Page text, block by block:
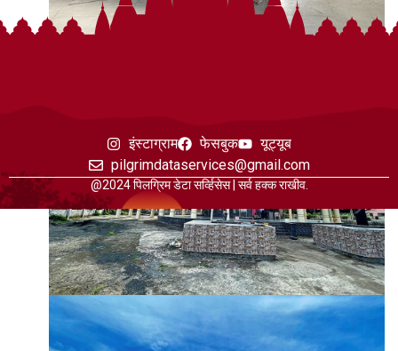
इंस्टाग्राम फेसबुक
यूट्यूब
pilgrimdataservices@gmail.com
@2024 पिलग्रिम डेटा सर्व्हिसेस | सर्व हक्क राखीव.